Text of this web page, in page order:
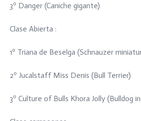
3º Danger (Caniche gigante)
Clase Abierta :
1º Triana de Beselga (Schnauzer
2º Jucalstaff Miss Denis (Bull Terrier)
3º Culture of Bulls Khora Jolly (Bulldog